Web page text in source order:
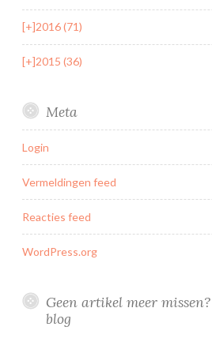
[+]2016 (71)
[+]2015 (36)
Meta
Login
Vermeldingen feed
Reacties feed
WordPress.org
Geen artikel meer
blog